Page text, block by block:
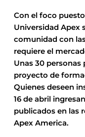
Con el foco
Universidad Apex
comunidad con
requiere el
Unas 30 personas
proyecto de
Quienes deseen
16 de abril
publicados en las
Apex America.